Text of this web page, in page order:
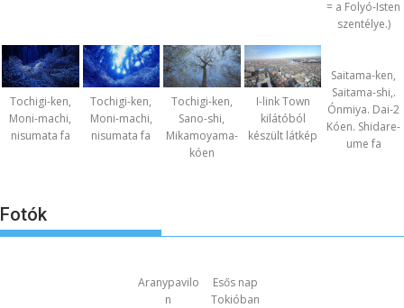
= a Folyó-Isten
szentélye.)
Tochigi-ken,
Moni-machi,
nisumata fa
Tochigi-ken,
Moni-machi,
nisumata fa
Tochigi-ken,
Sano-shi,
Mikamoyama-
kóen
I-link Town
kilátóból
készült látkép
Saitama-ken,
Saitama-shi,.
Ónmiya. Dai-2
Kóen. Shidare-
ume fa
Fotók
Aranypavilo
n
Esős nap
Tokióban